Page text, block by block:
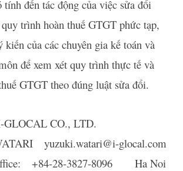
đến tác động của việc sửa đổi
trình hoàn thuế GTGT phức tạp,
kiến của các chuyên gia kế toán và
để xem xét quy trình thực tế và
GTGT theo đúng luật sửa đổi.
CO., LTD.
yuzuki.watari@i-glocal.com
+84-28-3827-8096 Ha Noi